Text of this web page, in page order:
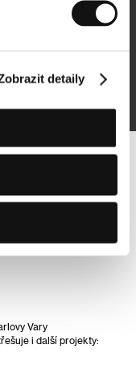
detaily
Vary
i další projekty: